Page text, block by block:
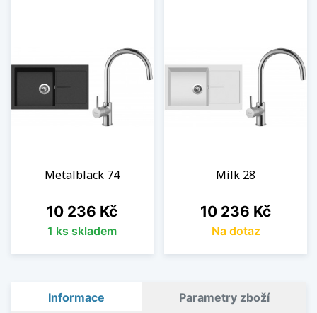
Metalblack 74
Cena
10 236 Kč
1 ks skladem
Milk 28
Cena
10 236 Kč
Na dotaz
Informace Parametry zboží